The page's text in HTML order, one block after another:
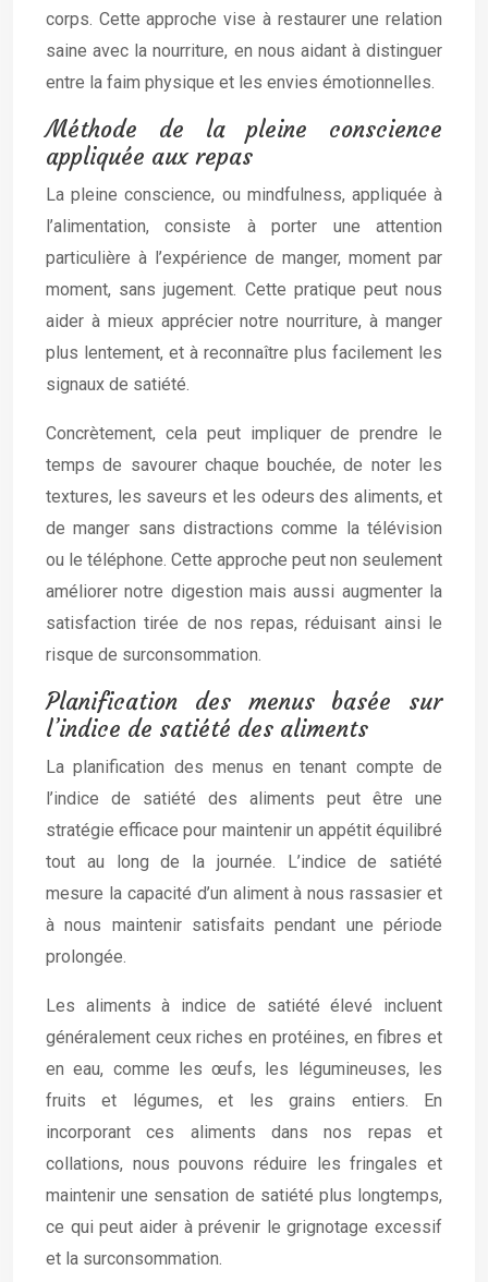
corps. Cette approche vise à restaurer une relation
saine avec la nourriture, en nous aidant à distinguer
entre la faim physique et les envies émotionnelles.
Méthode de la pleine conscience
appliquée aux repas
La pleine conscience, ou mindfulness, appliquée à
l’alimentation, consiste à porter une attention
particulière à l’expérience de manger, moment par
moment, sans jugement. Cette pratique peut nous
aider à mieux apprécier notre nourriture, à manger
plus lentement, et à reconnaître plus facilement les
signaux de satiété.
Concrètement, cela peut impliquer de prendre le
temps de savourer chaque bouchée, de noter les
textures, les saveurs et les odeurs des aliments, et
de manger sans distractions comme la télévision
ou le téléphone. Cette approche peut non seulement
améliorer notre digestion mais aussi augmenter la
satisfaction tirée de nos repas, réduisant ainsi le
risque de surconsommation.
Planification des menus basée sur
l’indice de satiété des aliments
La planification des menus en tenant compte de
l’indice de satiété des aliments peut être une
stratégie efficace pour maintenir un appétit équilibré
tout au long de la journée. L’indice de satiété
mesure la capacité d’un aliment à nous rassasier et
à nous maintenir satisfaits pendant une période
prolongée.
Les aliments à indice de satiété élevé incluent
généralement ceux riches en protéines, en fibres et
en eau, comme les œufs, les légumineuses, les
fruits et légumes, et les grains entiers. En
incorporant ces aliments dans nos repas et
collations, nous pouvons réduire les fringales et
maintenir une sensation de satiété plus longtemps,
ce qui peut aider à prévenir le grignotage excessif
et la surconsommation.